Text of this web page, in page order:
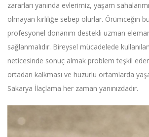
zararları yanında evlerimiz, yaşam
olmayan kirliliğe sebep olurlar. Örümceğin
profesyonel donanım destekli uzman
sağlanmalıdır. Bireysel mücadelede
neticesinde sonuç almak problem teşkil
ortadan kalkması ve huzurlu ortamlarda
Sakarya İlaçlama her zaman yanınızdadır.